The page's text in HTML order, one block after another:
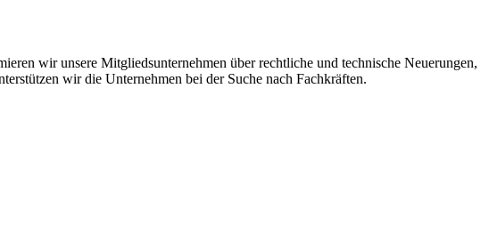
wir unsere Mitgliedsunternehmen über rechtliche und technische Neuerungen,
wir die Unternehmen bei der Suche nach Fachkräften.